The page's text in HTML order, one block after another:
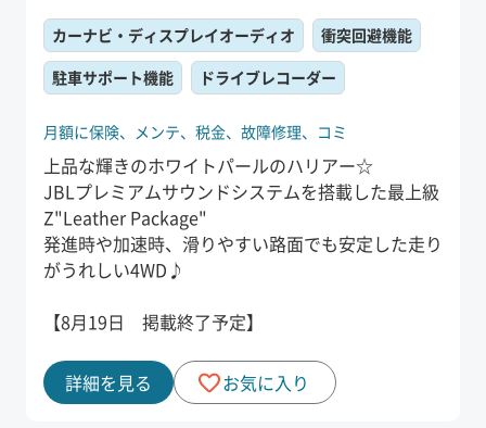
月額に保険、 メンテ、 税金、 故障修理、 コミ
上品な輝きのホワイトパールのハリアー☆
JBLプレミアムサウンドシステムを搭載した最上級
Z"Leather Package"
発進時や加速時、滑りやすい路面でも安定した走り
がうれしい4WD♪
【8月19日 掲載終了予定】
カーナビ・ディスプレイオーディオ
衝突回避機能
駐車サポート機能
ドライブレコーダー
詳細を見る お気に入り